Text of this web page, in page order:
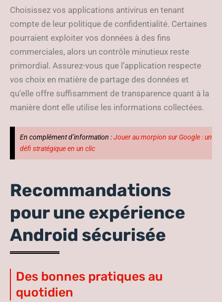
Choisissez vos applications antivirus en tenant
compte de leur politique de confidentialité. Certaines
pourraient exploiter vos données à des fins
commerciales, alors un contrôle minutieux reste
primordial. Assurez-vous que l’application respecte
vos choix en matière de partage des données et
qu’elle offre suffisamment de transparence quant à la
manière dont elle utilise les informations collectées.
En complément d’information :Jouer au morpion sur Google : un
défi stratégique en un clic
Recommandations
pour une expérience
Android sécurisée
Des bonnes pratiques au
quotidien